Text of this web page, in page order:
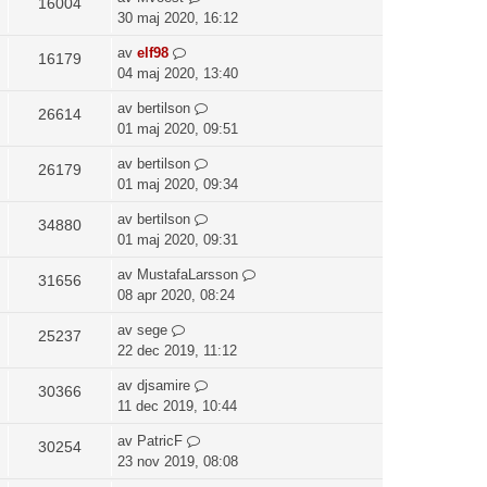
30 maj 2020, 16:12
16179 av elf98
04 maj 2020, 13:40
26614 av bertilson
01 maj 2020, 09:51
26179 av bertilson
01 maj 2020, 09:34
34880 av bertilson
01 maj 2020, 09:31
31656 av MustafaLarsson
08 apr 2020, 08:24
25237 av sege
22 dec 2019, 11:12
30366 av djsamire
11 dec 2019, 10:44
30254 av PatricF
23 nov 2019, 08:08